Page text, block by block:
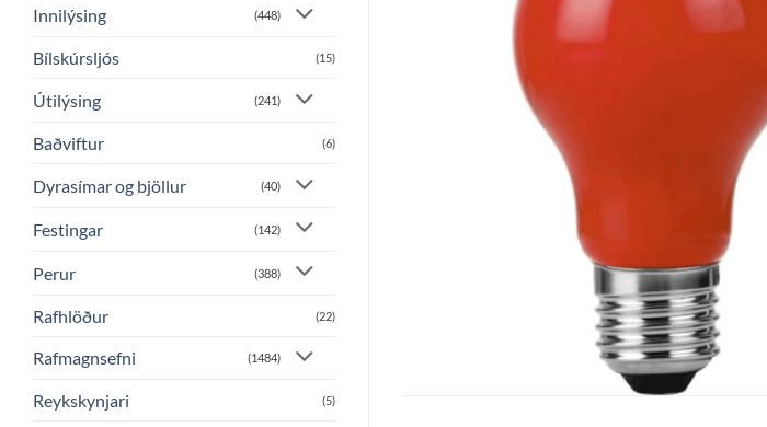
Innilýsing (448)
Bílskúrsljós (15)
Útilýsing (241)
Baðviftur (6)
Dyrasímar og bjöllur (40)
Festingar (142)
Perur (388)
Rafhlöður (22)
Rafmagnsefni (1484)
Reykskynjari (5)